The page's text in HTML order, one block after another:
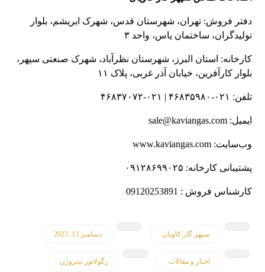
دفتر فروش: تهران، شهرستان قدس، شهرک ابریشم، بلوار
تولیدگران، ساختمان یاس، واحد ۳
کارخانه: استان البرز، شهرستان نظرآباد، شهرک صنعتی سپهر،
بلوار کارآفرین، خیابان آذر غربی، پلاک ۱۱
تلفن: ۰۲۱-۴۶۸۳۵۹۸۰ | ۰۲۱-۴۶۸۳۷۰۷۲
ایمیل: sale@kaviangas.com
وب‌سایت: www.kaviangas.com
پشتیبانی کارخانه: ۰۹۱۲۸۶۹۹۰۲۵
کارشناس فروش : 09120253891
سپهر گاز کاویان دسامبر 13, 2023
اخبار و مقالات رگولاتور نیتروژن